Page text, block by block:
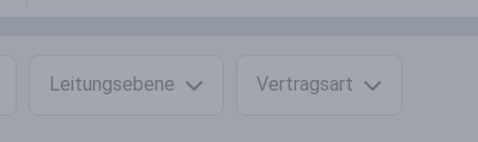
Leitungsebene Vertragsart